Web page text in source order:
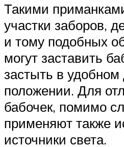
Такими
участки заборов,
и тому подобных
могут заставить
застыть в
положении. Для
бабочек, помимо
применяют также
источники света.